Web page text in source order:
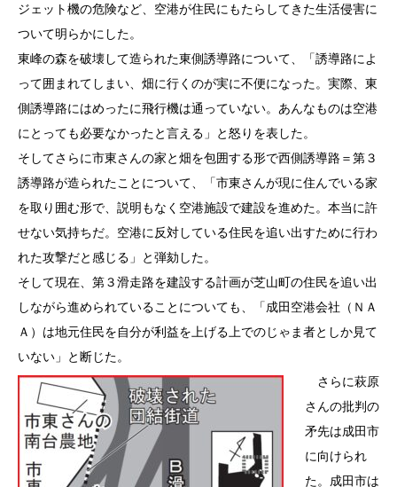
ジェット機の危険など、空港が住民にもたらしてきた生活侵害に
ついて明らかにした。
東峰の森を破壊して造られた東側誘導路について、「誘導路によ
って囲まれてしまい、畑に行くのが実に不便になった。実際、東
側誘導路にはめったに飛行機は通っていない。あんなものは空港
にとっても必要なかったと言える」と怒りを表した。
そしてさらに市東さんの家と畑を包囲する形で西側誘導路＝第３
誘導路が造られたことについて、「市東さんが現に住んでいる家
を取り囲む形で、説明もなく空港施設で建設を進めた。本当に許
せない気持ちだ。空港に反対している住民を追い出すために行わ
れた攻撃だと感じる」と弾劾した。
そして現在、第３滑走路を建設する計画が芝山町の住民を追い出
しながら進められていることについても、「成田空港会社（ＮＡ
Ａ）は地元住民を自分が利益を上げる上でのじゃま者としか見て
いない」と断じた。
さらに萩原
さんの批判の
矛先は成田市
に向けられ
た。成田市は